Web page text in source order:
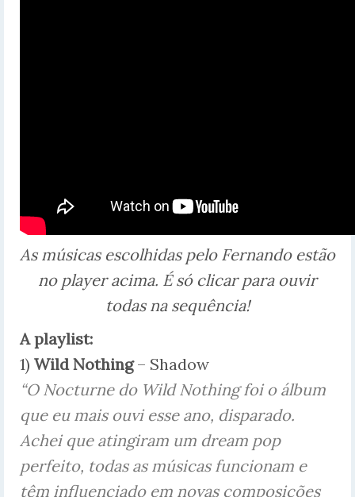
As músicas escolhidas pelo Fernando estão
no player acima. É só clicar para ouvir
todas na sequência!
A playlist:
1) Wild Nothing– Shadow
“O Nocturne do Wild Nothing foi o álbum
que eu mais ouvi esse ano, disparado.
Achei que atingiram um dream pop
perfeito, todas as músicas funcionam e
têm influenciado em novas composições